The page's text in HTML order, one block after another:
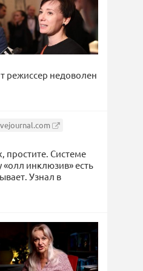
режиссер недоволен
простите. Системе
инклюзив» есть
Узнал в